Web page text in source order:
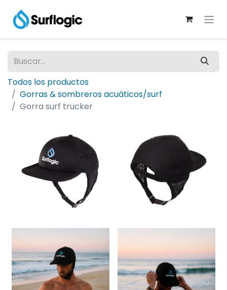
Todos los productos
Gorras & sombreros acuáticos/surf
Gorra surf trucker